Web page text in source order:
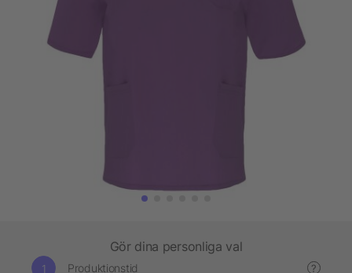
Gör dina personliga val
Produktionstid ?